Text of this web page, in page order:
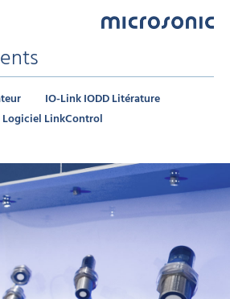
IO-Link IODD Litérature
Logiciel LinkControl